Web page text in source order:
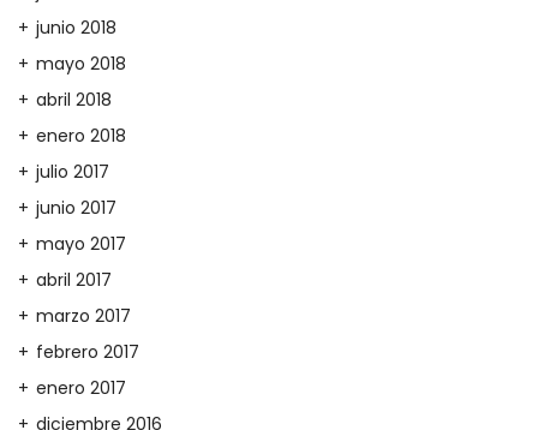
junio 2018
mayo 2018
abril 2018
enero 2018
julio 2017
junio 2017
mayo 2017
abril 2017
marzo 2017
febrero 2017
enero 2017
diciembre 2016